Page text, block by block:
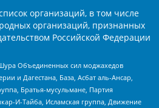
организаций, в том числе
организаций, признанных
Российской Федерации
Объединенных сил моджахедов
и Дагестана, База, Асбат аль-Ансар,
Братья-мусульмане, Партия
И-Тайба, Исламская группа, Движение